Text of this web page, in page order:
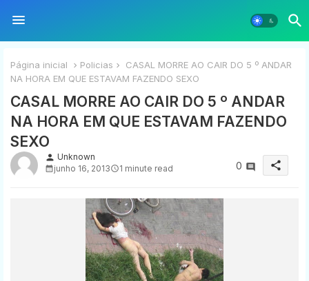
Página inicial Policias
CASAL MORRE AO CAIR DO 5 º ANDAR
NA HORA EM QUE ESTAVAM FAZENDO SEXO
CASAL MORRE AO CAIR DO 5 º ANDAR
NA HORA EM QUE ESTAVAM FAZENDO
SEXO
person Unknown
junho 16, 2013
1 minute read 0 share